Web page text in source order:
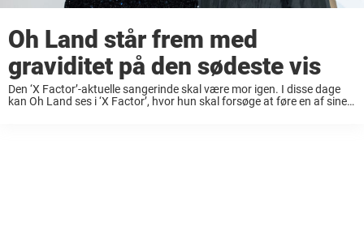
Oh Land står frem med
graviditet på den sødeste vis
Den ‘X Factor’-aktuelle sangerinde skal være mor igen. I disse dage
kan Oh Land ses i ‘X Factor’, hvor hun skal forsøge at føre en af sine